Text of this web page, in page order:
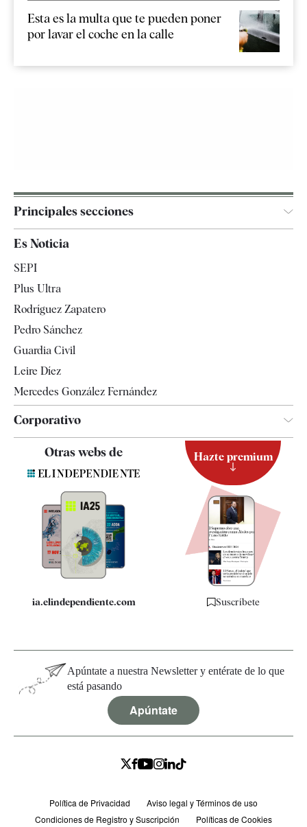
Esta es la multa que te pueden poner
por lavar el coche en la calle
Principales secciones
España
Televisión
Es Noticia
SEPI
Plus Ultra
Rodríguez Zapatero
Pedro Sánchez
Guardia Civil
Leire Díez
Mercedes González Fernández
Corporativo
Contacto
Quiénes somos
Especificaciones
Otras webs de
ia.elindependiente.com
Hazte premium
Suscríbete
Apúntate a nuestra Newsletter y entérate de lo que
está pasando
Apúntate
Política de Privacidad
Aviso legal y Términos de uso
Condiciones de Registro y Suscripción
Políticas de Cookies